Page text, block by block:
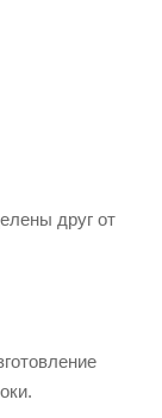
друг от